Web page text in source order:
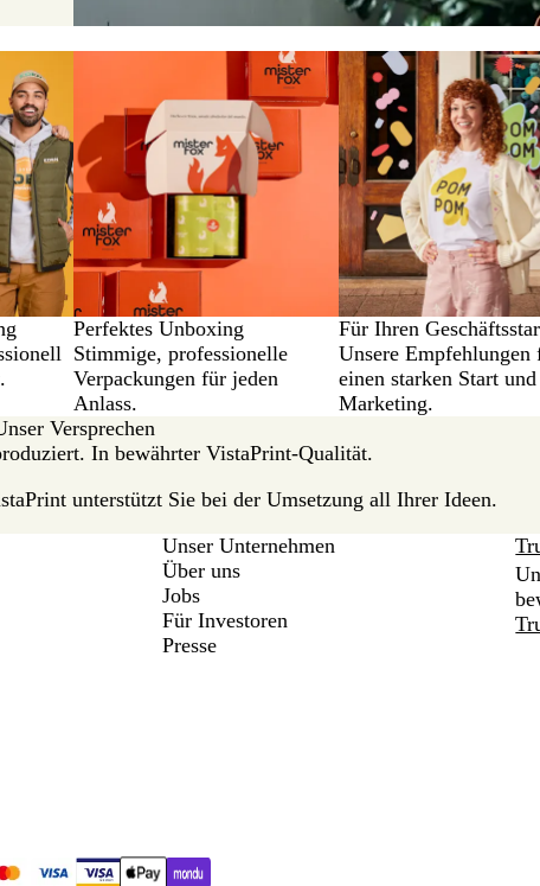
Perfektes Unboxing
Stimmige, professionelle
Verpackungen für jeden
Anlass.
Für Ihren
Unsere Empfehlungen
einen starken Start
Marketing.
Versprechen
In bewährter VistaPrint-Qualität.
unterstützt Sie bei der Umsetzung all Ihrer Ideen.
Unser Unternehmen
Über uns
Jobs
Für Investoren
Presse